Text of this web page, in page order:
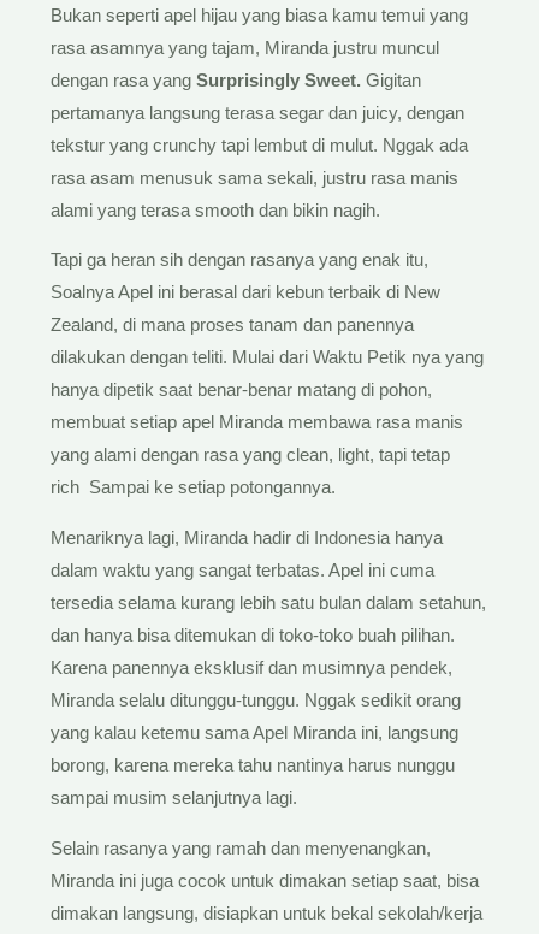
Bukan seperti apel hijau yang biasa kamu temui yang
rasa asamnya yang tajam, Miranda justru muncul
dengan rasa yangSurprisingly Sweet. Gigitan
pertamanya langsung terasa segar dan juicy, dengan
tekstur yang crunchy tapi lembut di mulut. Nggak ada
rasa asam menusuk sama sekali, justru rasa manis
alami yang terasa smooth dan bikin nagih.
Tapi ga heran sih dengan rasanya yang enak itu,
Soalnya Apel ini berasal dari kebun terbaik di New
Zealand, di mana proses tanam dan panennya
dilakukan dengan teliti. Mulai dari Waktu Petik nya yang
hanya dipetik saat benar-benar matang di pohon,
membuat setiap apel Miranda membawa rasa manis
yang alami dengan rasa yang clean, light, tapi tetap
rich Sampai ke setiap potongannya.
Menariknya lagi, Miranda hadir di Indonesia hanya
dalam waktu yang sangat terbatas. Apel ini cuma
tersedia selama kurang lebih satu bulan dalam setahun,
dan hanya bisa ditemukan di toko-toko buah pilihan.
Karena panennya eksklusif dan musimnya pendek,
Miranda selalu ditunggu-tunggu. Nggak sedikit orang
yang kalau ketemu sama Apel Miranda ini, langsung
borong, karena mereka tahu nantinya harus nunggu
sampai musim selanjutnya lagi.
Selain rasanya yang ramah dan menyenangkan,
Miranda ini juga cocok untuk dimakan setiap saat, bisa
dimakan langsung, disiapkan untuk bekal sekolah/kerja